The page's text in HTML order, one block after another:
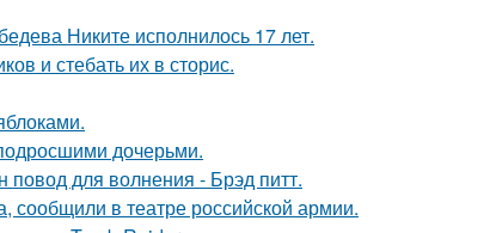
Никите исполнилось 17 лет.
и стебать их в сторис.
дочерьми.
для волнения - Брэд питт.
сообщили в театре российской армии.